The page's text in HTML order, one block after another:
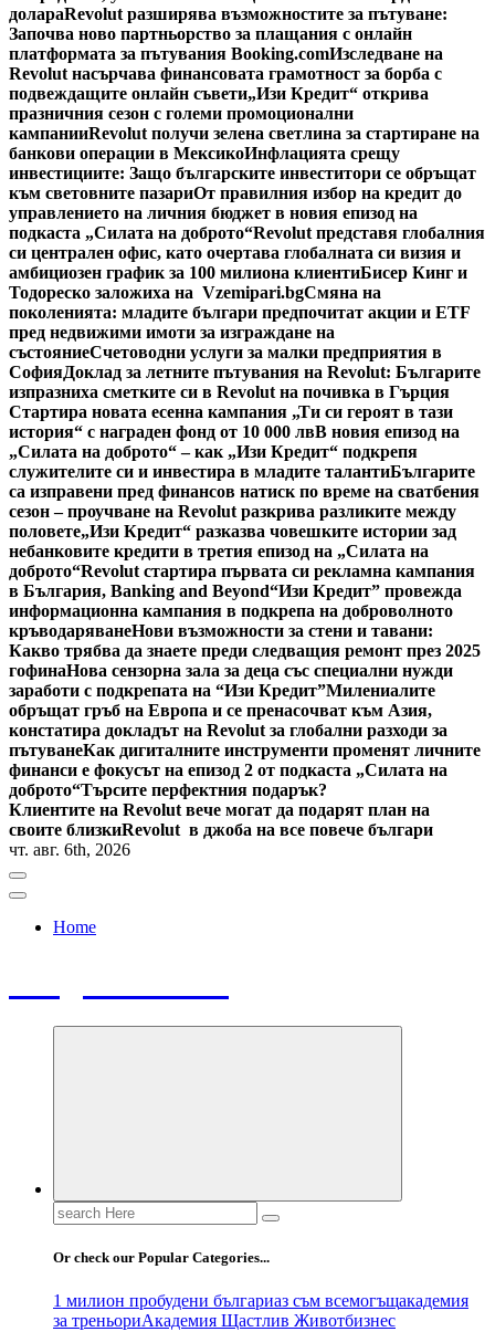
долараRevolut разширява възможностите за пътуване:
Започва ново партньорство за плащания с онлайн
платформата за пътувания Booking.comИзследване на
Revolut насърчава финансовата грамотност за борба с
подвеждащите онлайн съвети„Изи Кредит“ открива
празничния сезон с големи промоционални
кампанииRevolut получи зелена светлина за стартиране на
банкови операции в МексикоИнфлацията срещу
инвестициите: Защо българските инвеститори се обръщат
към световните пазариОт правилния избор на кредит до
управлението на личния бюджет в новия епизод на
подкаста „Силата на доброто“Revolut представя глобалния
си централен офис, като очертава глобалната си визия и
амбициозен график за 100 милиона клиентиБисер Кинг и
Тодореско заложиха на Vzemipari.bgСмяна на
поколенията: младите българи предпочитат акции и ETF
пред недвижими имоти за изграждане на
състояниеСчетоводни услуги за малки предприятия в
СофияДоклад за летните пътувания на Revolut: Българите
изпразниха сметките си в Revolut на почивка в Гърция
Стартира новата есенна кампания „Ти си героят в тази
история“ с награден фонд от 10 000 лвВ новия епизод на
„Силата на доброто“ – как „Изи Кредит“ подкрепя
служителите си и инвестира в младите талантиБългарите
са изправени пред финансов натиск по време на сватбения
сезон – проучване на Revolut разкрива разликите между
половете„Изи Кредит“ разказва човешките истории зад
небанковите кредити в третия епизод на „Силата на
доброто“Revolut стартира първата си рекламна кампания
в България, Banking and Beyond“Изи Кредит” провежда
информационна кампания в подкрепа на доброволното
кръводаряванеНови възможности за стени и тавани:
Какво трябва да знаете преди следващия ремонт през 2025
гофинаНова сензорна зала за деца със специални нужди
заработи с подкрепата на “Изи Кредит”Милениалите
обръщат гръб на Европа и се пренасочват към Азия,
констатира докладът на Revolut за глобални разходи за
пътуванеКак дигиталните инструменти променят личните
финанси е фокусът на епизод 2 от подкаста „Силата на
доброто“Търсите перфектния подарък?
Клиентите на Revolut вече могат да подарят план на
своите близкиRevolut в джоба на все повече българи
чт. авг. 6th, 2026
Home
Search
for:
Or check our Popular Categories...
1 милион пробудени българиаз съм всемогъщакадемия
за треньориАкадемия Щастлив Животбизнес